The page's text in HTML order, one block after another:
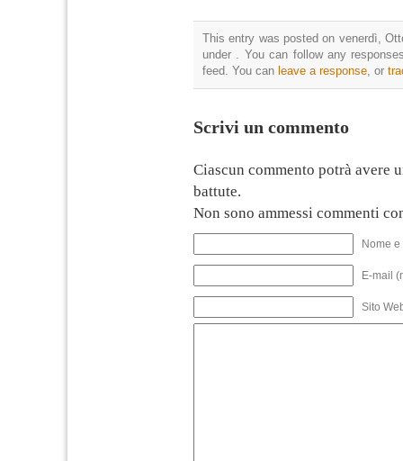
This entry was posted on venerdì,
under . You can follow any
feed. You can leave a response , or
Scrivi un commento
Ciascun commento potrà avere
battute.
Non sono ammessi commenti
Nome
E-mail
Sito